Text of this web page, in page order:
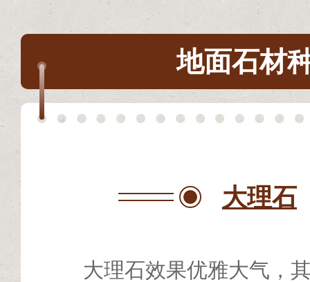
地面石材
大理石
大理石效果优雅大气，